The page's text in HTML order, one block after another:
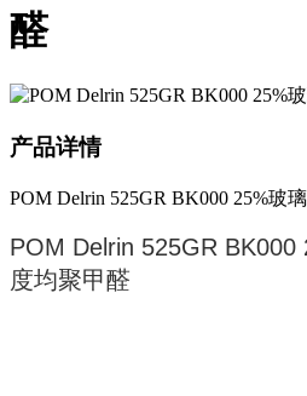
醛
产品详情
POM Delrin 525GR BK000 25%玻
POM Delrin 525GR
度均聚甲醛